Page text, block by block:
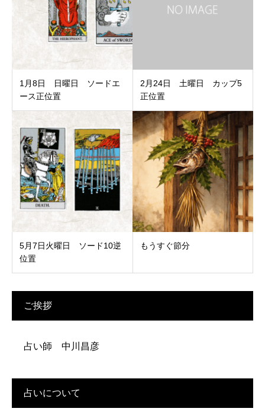
1月8日 日曜日 ソードエ
ース正位置
2月24日 土曜日 カップ5
正位置
5月7日火曜日 ソード10逆
位置
もうすぐ節分
ご挨拶
占い師 中川昌彦
占いについて